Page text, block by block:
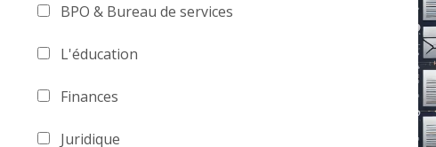
BPO & Bureau de services
L'éducation
Finances
Juridique